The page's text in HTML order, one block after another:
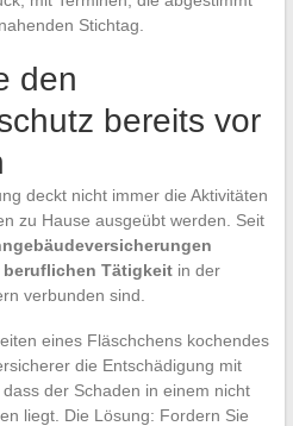
Stichtag.
den
bereits vor
deckt nicht immer die Aktivitäten
zu Hause ausgeübt werden. Seit
beruflichen Tätigkeitin der
verbunden sind.
eines Fläschchens kochendes
die Entschädigung mit
der Schaden in einem nicht
liegt. Die Lösung: Fordern Sie